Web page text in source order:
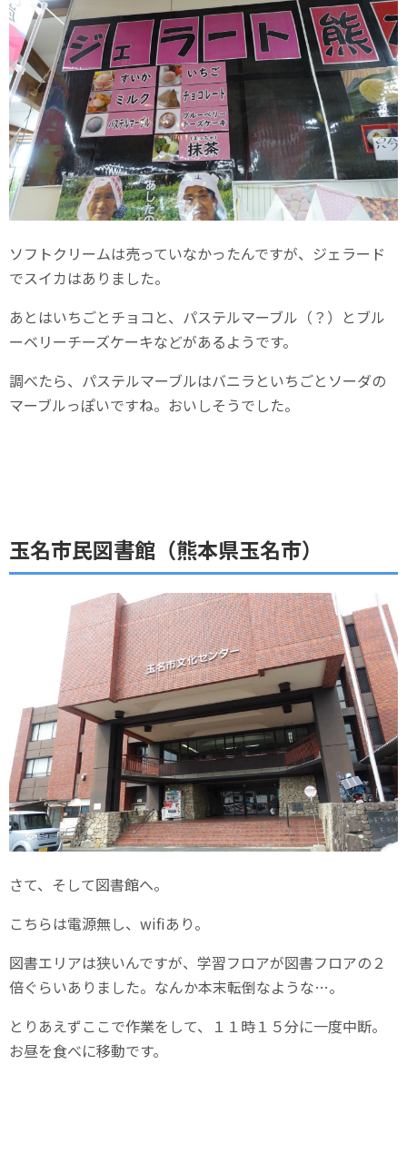
ソフトクリームは売っていなかったんですが、ジェラード
でスイカはありました。
あとはいちごとチョコと、パステルマーブル（？）とブル
ーベリーチーズケーキなどがあるようです。
調べたら、パステルマーブルはバニラといちごとソーダの
マーブルっぽいですね。おいしそうでした。
玉名市民図書館（熊本県玉名市）
さて、そして図書館へ。
こちらは電源無し、wifiあり。
図書エリアは狭いんですが、学習フロアが図書フロアの２
倍ぐらいありました。なんか本末転倒なような…。
とりあえずここで作業をして、１１時１５分に一度中断。
お昼を食べに移動です。